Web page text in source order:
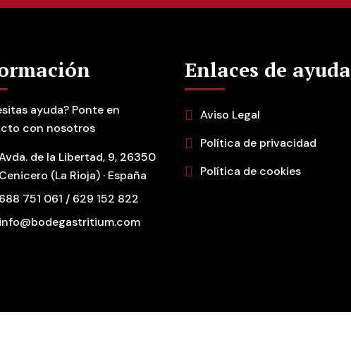
ayuda? Ponte en
con nosotros
de la Libertad, 9, 26350
Cenicero (La Rioja) · España
688 751 061 / 629 152 822
info@bodegastritium.com
Enlaces de ayuda
Aviso Legal
Política de privacidad
Política de cookies